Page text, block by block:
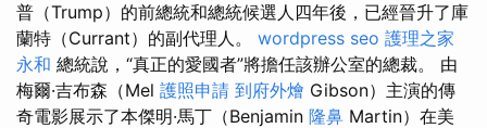
普（Trump）的前總統和總統候選人四年後，已經晉升了庫
蘭特（Currant）的副代理人。 wordpress seo 護理之家
永和 總統說，“真正的愛國者”將擔任該辦公室的總裁。 由
梅爾·吉布森（Mel 護照申請 到府外燴 Gibson）主演的傳
奇電影展示了本傑明·馬丁（Benjamin 隆鼻 Martin）在美